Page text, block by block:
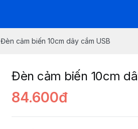
Đèn cảm biến 10cm dây cắm USB
Đèn cảm biến 10cm
84.600đ